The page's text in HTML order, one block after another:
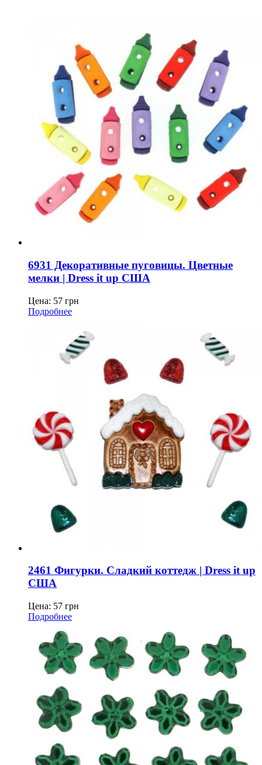
6931 Декоративные пуговицы. Цветные
мелки | Dress it up США
Цена: 57 грн
Подробнее
2461 Фигурки. Сладкий коттедж | Dress it up
США
Цена: 57 грн
Подробнее